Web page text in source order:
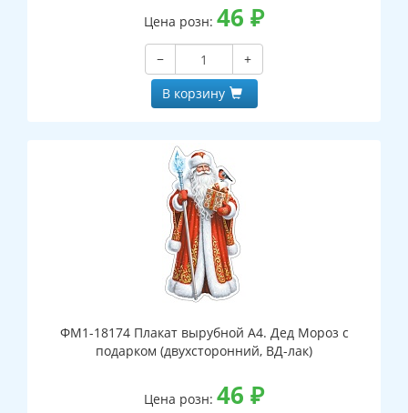
Цена розн: 46 ₽
−
+
В корзину
ФМ1-18174 Плакат вырубной А4. Дед Мороз с
подарком (двухсторонний, ВД-лак)
Цена розн: 46 ₽